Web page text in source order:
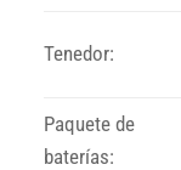
Tenedor:
Paquete de
baterías: